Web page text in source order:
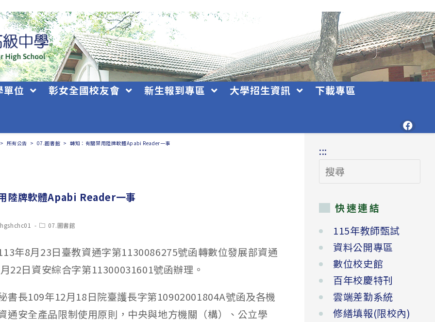
單位 彰女全國校友會 新生報到專區 大學招生資訊 下載專區
> 所有公告 > 07.圖書館 > 轉知：有關禁用陸牌軟體Apabi Reader一事
陸牌軟體Apabi Reader一事
Post07.圖書館
年8月23日臺教資通字第1130086275號函轉數位發展部資通
22日資安綜合字第11300031601號函辦理。
書長109年12月18日院臺護長字第10902001804A號函及各機
通安全產品限制使用原則，中央與地方機關（構）、公立學
:::
搜
尋
快速連結
115年教師甄試
資料公開專區
數位校史館
百年校慶特刊
雲端差勤系統
修繕填報(限校內)